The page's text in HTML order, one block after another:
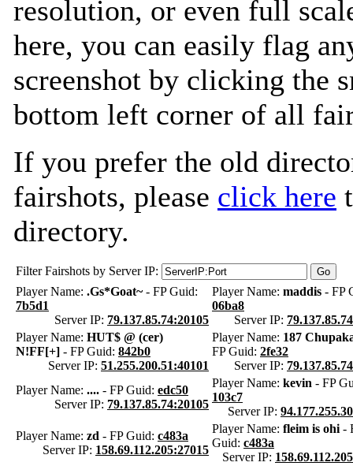
resolution, or even full
here, you can easily flag
screenshot by clicking the
bottom left corner of all
If you prefer the old
fairshots, please click here
directory.
Filter Fairshots by Server IP:
Player Name: .Gs*Goat~- FP Guid:
7b5d1
Server IP: 79.137.85.74:20105
Player Name: maddis - FP
06ba8
Server IP:
Player Name: HUT$ @ (cer)
N!FF[+] - FP Guid: 842b0
Server IP: 51.255.200.51:40101
Player Name: 187
FP Guid: 2fe32
Server IP:
Player Name: .... - FP Guid: edc50
Server IP: 79.137.85.74:20105
Player Name: kevin - FP
103c7
Server IP:
Player Name: zd - FP Guid: c483a
Server IP: 158.69.112.205:27015
Player Name: fleim is ohi -
Guid: c483a
Server IP: